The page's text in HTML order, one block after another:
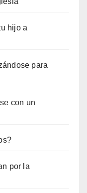
hijo a
para
con un
por la